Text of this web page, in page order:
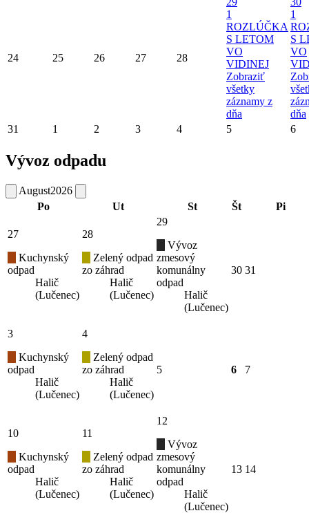
24 25 26 27 28
1
ROZLÚČKA
S LETOM
VO
VIDINEJ
Zobraziť
všetky
záznamy z
dňa
1
S
VO
dňa
31
1 2 3 4 5 6
Vývoz odpadu
August2026
Po
Ut St Št Pi
27
Kuchynský
odpad
Halič
(Lučenec)
28
Zelený odpad
zo záhrad
Halič
(Lučenec)
29
Vývoz
zmesový
komunálny
odpad
Halič
(Lučenec)
30 31
3
Kuchynský
odpad
Halič
(Lučenec)
4
Zelený odpad
zo záhrad
Halič
(Lučenec)
5 6 7
10
Kuchynský
odpad
Halič
(Lučenec)
11
Zelený odpad
zo záhrad
Halič
(Lučenec)
12
Vývoz
zmesový
komunálny
odpad
Halič
(Lučenec)
13 14